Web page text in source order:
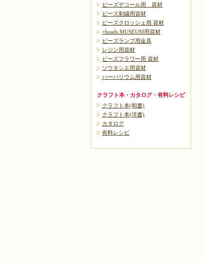
ビーズデコール用 資材
ビーズ刺繍用資材
ビーズクロッシェ用 資材
+beads MUSEUM用資材
ビーズランプ用金具
レジン用資材
ビーズフラワー用 資材
ソウタシエ用資材
ハーバリウム用資材
クラフト本・カタログ・有料レシピ
クラフト本(和書)
クラフト本(洋書)
カタログ
有料レシピ